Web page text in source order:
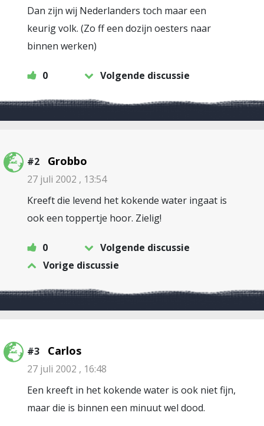
Dan zijn wij Nederlanders toch maar een
keurig volk. (Zo ff een dozijn oesters naar
binnen werken)
0 Volgende discussie
#2 Grobbo
27 juli 2002 , 13:54
Kreeft die levend het kokende water ingaat is
ook een toppertje hoor. Zielig!
0
Volgende discussie
Vorige discussie
#3 Carlos
27 juli 2002 , 16:48
Een kreeft in het kokende water is ook niet fijn,
maar die is binnen een minuut wel dood.